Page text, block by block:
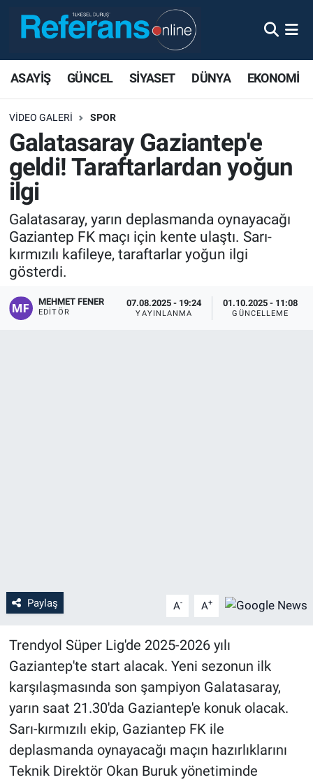
ASAYİŞ GÜNCEL SİYASET DÜNYA EKONOMİ
VIDEO GALERI SPOR
Galatasaray Gaziantep'e
geldi! Taraftarlardan yoğun
ilgi
Galatasaray, yarın deplasmanda oynayacağı
Gaziantep FK maçı için kente ulaştı. Sarı-
kırmızılı kafileye, taraftarlar yoğun ilgi
gösterdi.
MEHMET FENER
EDITÖR
07.08.2025 - 19:24
YAYINLANMA
01.10.2025 - 11:08
GÜNCELLEME
Paylaş A- A+
Trendyol Süper Lig'de 2025-2026 yılı
Gaziantep'te start alacak. Yeni sezonun ilk
karşılaşmasında son şampiyon Galatasaray,
yarın saat 21.30'da Gaziantep'e konuk olacak.
Sarı-kırmızılı ekip, Gaziantep FK ile
deplasmanda oynayacağı maçın hazırlıklarını
Teknik Direktör Okan Buruk yönetiminde